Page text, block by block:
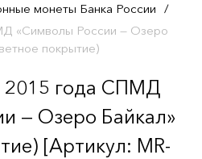
монеты Банка России /
«Символы России — Озеро
покрытие)
2015 года СПМД
— Озеро Байкал»
[Артикул: MR-